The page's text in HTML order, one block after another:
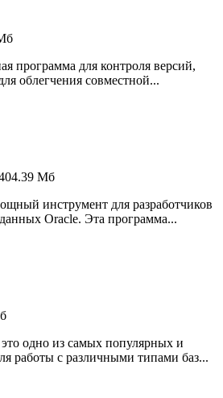
программа для контроля версий,
облегчения совместной...
Мб
инструмент для разработчиков
Oracle. Эта программа...
одно из самых популярных и
работы с различными типами баз...